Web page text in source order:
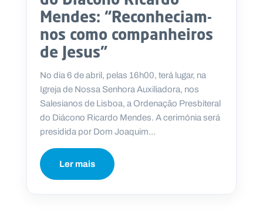
Mendes: “Reconheciam-
nos como companheiros
de Jesus”
No dia 6 de abril, pelas 16h00, terá lugar, na
Igreja de Nossa Senhora Auxiliadora, nos
Salesianos de Lisboa, a Ordenação Presbiteral
do Diácono Ricardo Mendes. A cerimónia será
presidida por Dom Joaquim...
Ler mais